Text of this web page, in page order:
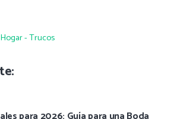
Hogar - Trucos